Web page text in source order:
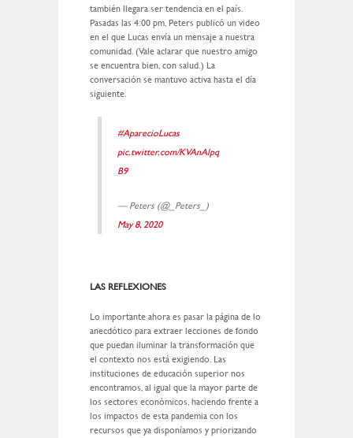
también llegara ser tendencia en el país.
Pasadas las 4:00 pm, Peters publicó un video
en el que Lucas envía un mensaje a nuestra
comunidad. (Vale aclarar que nuestro amigo
se encuentra bien, con salud.) La
conversación se mantuvo activa hasta el día
siguiente.
#AparecioLucas
pic.twitter.com/KVAnAlpq
B9
— Peters (@_Peters_)
May 8, 2020
LAS REFLEXIONES
Lo importante ahora es pasar la página de lo
anecdótico para extraer lecciones de fondo
que puedan iluminar la transformación que
el contexto nos está exigiendo. Las
instituciones de educación superior nos
encontramos, al igual que la mayor parte de
los sectores económicos, haciendo frente a
los impactos de esta pandemia con los
recursos que ya disponíamos y priorizando